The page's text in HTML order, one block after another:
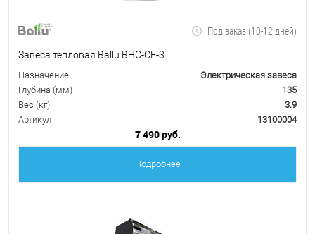
Под заказ (10-12 дней)
Завеса тепловая Ballu BHC-CE-3
Назначение
Электрическая завеса
Глубина (мм)
135
Вес (кг)
3.9
Артикул
13100004
7 490 руб.
Подробнее